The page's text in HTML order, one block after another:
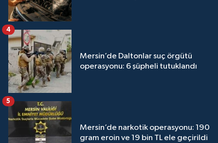
Mersin’de Daltonlar suç örgütü
operasyonu: 6 şüpheli tutuklandı
4
Mersin’de narkotik operasyonu: 190
gram eroin ve 19 bin TL ele geçirildi
5